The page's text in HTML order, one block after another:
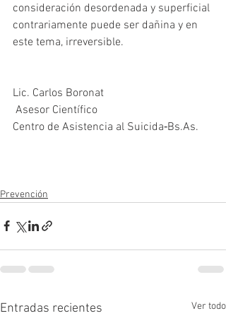
consideración desordenada y superficial
contrariamente puede ser dañina y en
este tema, irreversible.
Lic. Carlos Boronat
Asesor Científico
Centro de Asistencia al Suicida‐Bs.As.
Prevención
Entradas recientes Ver todo